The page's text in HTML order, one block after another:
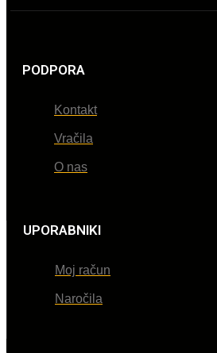
PODPORA
Kontakt
Vračila
O nas
UPORABNIKI
Moj račun
Naročila